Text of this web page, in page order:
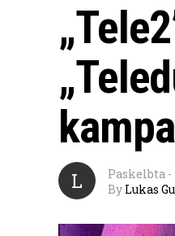
L Paskelbta -
By Lukas